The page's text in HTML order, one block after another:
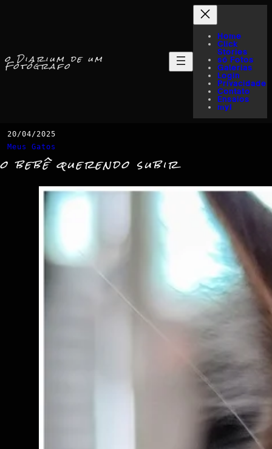
o Diarium de um
Fotógrafo
Home
Click
Stories
só Fotos
Galerias
Login
Privacidade
Contato
Ensaios
myI
20/04/2025
Meus Gatos
o bebê querendo subir